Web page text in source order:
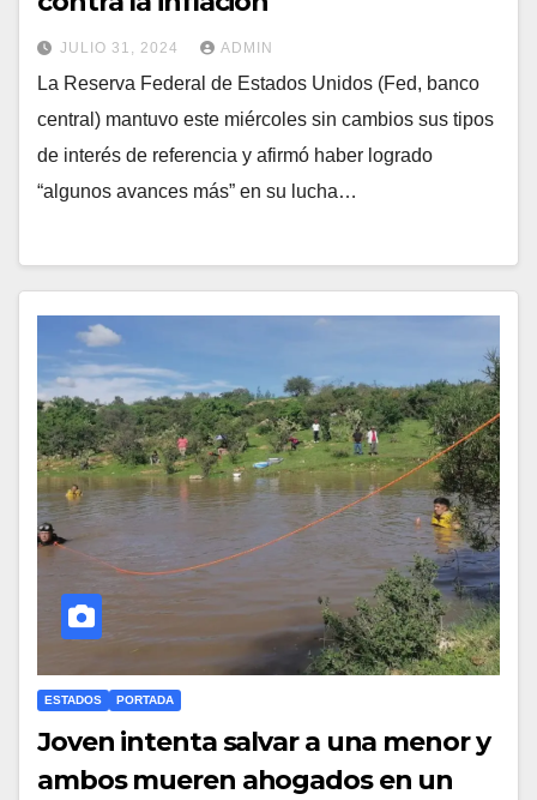
JULIO 31, 2024 ADMIN
La Reserva Federal de Estados Unidos (Fed, banco
central) mantuvo este miércoles sin cambios sus tipos
de interés de referencia y afirmó haber logrado
“algunos avances más” en su lucha…
ESTADOS PORTADA
Joven intenta salvar a una menor y
ambos mueren ahogados en un